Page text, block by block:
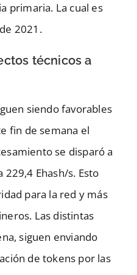
primaria. La cual es
2021.
técnicos a
siendo favorables
fin de semana el
se disparó a
Ehash/s. Esto
para la red y más
Las distintas
siguen enviando
de tokens por las